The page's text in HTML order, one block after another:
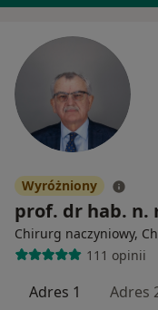
Wyróżniony
prof. dr hab. n.
Chirurg naczyniowy,
111 opinii
Adres 1 Adres